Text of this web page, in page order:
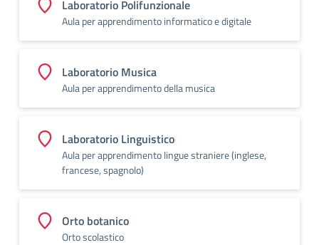
Laboratorio Polifunzionale
Aula per apprendimento informatico e digitale
Laboratorio Musica
Aula per apprendimento della musica
Laboratorio Linguistico
Aula per apprendimento lingue straniere (inglese,
francese, spagnolo)
Orto botanico
Orto scolastico